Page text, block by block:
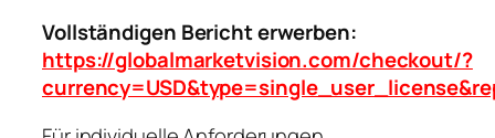
Vollständigen Bericht erwerben:
https://globalmarketvision.com/checkout/?